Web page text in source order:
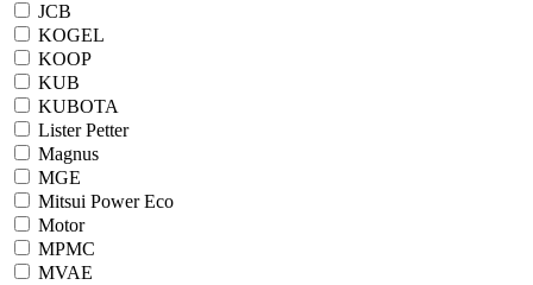
JCB
KOGEL
KOOP
KUB
KUBOTA
Lister Petter
Magnus
MGE
Mitsui Power Eco
Motor
MPMC
MVAE